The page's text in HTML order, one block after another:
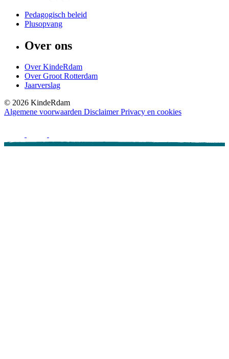
Pedagogisch beleid
Plusopvang
Over ons
Over KindeRdam
Over Groot Rotterdam
Jaarverslag
© 2026 KindeRdam
Algemene voorwaarden Disclaimer Privacy en cookies